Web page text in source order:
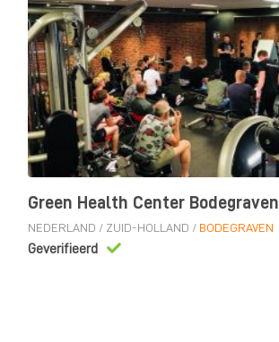
Green Health Center Bodegraven
NEDERLAND / ZUID-HOLLAND / BODEGRAVEN
Geverifieerd